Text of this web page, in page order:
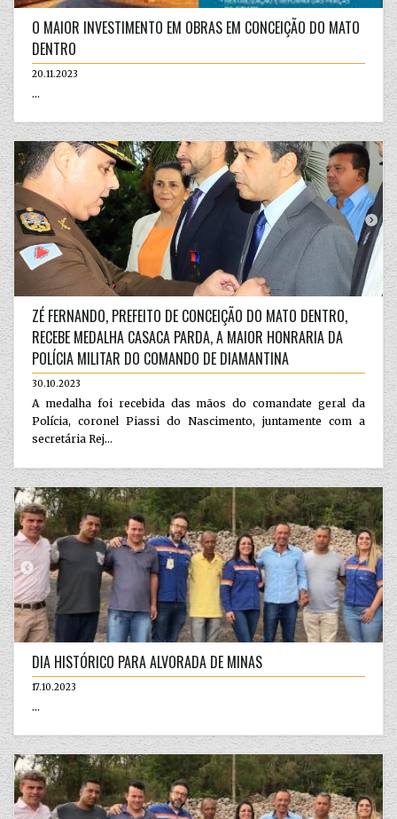
O MAIOR INVESTIMENTO EM OBRAS EM CONCEIÇÃO DO MATO
DENTRO
20.11.2023
...
ZÉ FERNANDO, PREFEITO DE CONCEIÇÃO DO MATO DENTRO,
RECEBE MEDALHA CASACA PARDA, A MAIOR HONRARIA DA
POLÍCIA MILITAR DO COMANDO DE DIAMANTINA
30.10.2023
A medalha foi recebida das mãos do comandate geral da
Polícia, coronel Piassi do Nascimento, juntamente com a
secretária Rej...
DIA HISTÓRICO PARA ALVORADA DE MINAS
17.10.2023
...